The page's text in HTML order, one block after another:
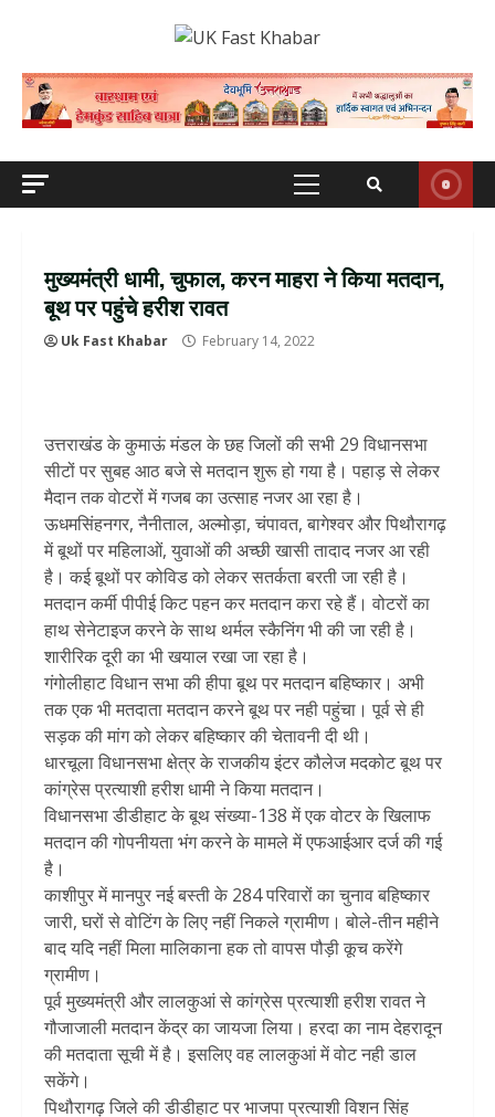
Primary
मुख्यमंत्री धामी, चुफाल, करन माहरा ने किया मतदान,
बूथ पर पहुंचे हरीश रावत
Uk Fast Khabar February 14, 2022
उत्तराखंड के कुमाऊं मंडल के छह जिलों की सभी 29 विधानसभा
सीटों पर सुबह आठ बजे से मतदान शुरू हो गया है। पहाड़ से लेकर
मैदान तक वाेटरों में गजब का उत्साह नजर आ रहा है।
ऊधमसिंहनगर, नैनीताल, अल्मोड़ा, चंपावत, बागेश्वर और पिथौरागढ़
में बूथों पर महिलाओं, युवाओं की अच्छी खासी तादाद नजर आ रही
है। कई बूथों पर कोविड को लेकर सतर्कता बरती जा रही है।
मतदान कर्मी पीपीई किट पहन कर मतदान करा रहे हैं। वोटरों का
हाथ सेनेटाइज करने के साथ थर्मल स्कैनिंग भी की जा रही है।
शारीरिक दूरी का भी खयाल रखा जा रहा है।
गंगोलीहाट विधान सभा की हीपा बूथ पर मतदान बहिष्कार। अभी
तक एक भी मतदाता मतदान करने बूथ पर नही पहुंचा। पूर्व से ही
सड़क की मांग को लेकर बहिष्कार की चेतावनी दी थी।
धारचूला विधानसभा क्षेत्र के राजकीय इंटर कौलेज मदकोट बूथ पर
कांग्रेस प्रत्याशी हरीश धामी ने किया मतदान।
विधानसभा डीडीहाट के बूथ संख्या-138 में एक वोटर के खिलाफ
मतदान की गोपनीयता भंग करने के मामले में एफआईआर दर्ज की गई
है।
काशीपुर में मानपुर नई बस्ती के 284 परिवारों का चुनाव बहिष्कार
जारी, घरों से वोटिंग के लिए नहीं निकले ग्रामीण। बोले-तीन महीने
बाद यदि नहीं मिला मालिकाना हक तो वापस पौड़ी कूच करेंगे
ग्रामीण।
पूर्व मुख्यमंत्री और लालकुआं से कांग्रेस प्रत्याशी हरीश रावत ने
गौजाजाली मतदान केंद्र का जायजा लिया। हरदा का नाम देहरादून
की मतदाता सूची में है। इसलिए वह लालकुआं में वोट नही डाल
सकेंगे।
पिथौरागढ़ जिले की डीडीहाट पर भाजपा प्रत्याशी विशन सिंह